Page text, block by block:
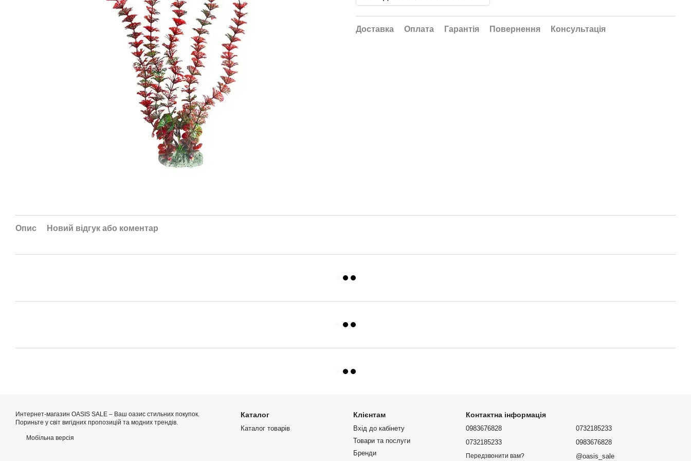
Доставка Оплата Гарантія Повернення Консультація
Опис Новий відгук або коментар
Интернет-магазин OASIS SALE – Ваш оазис стильних покупок.
Пориньте у світ вигідних пропозицій та модних трендів.
Мобільна версія
Каталог
Каталог товарів
Клієнтам
Вхід до кабінету
Товари та послуги
Бренди
Контактна інформація
0983676828
0732185233
Передзвонити вам?
0732185233
0983676828
@oasis_sale